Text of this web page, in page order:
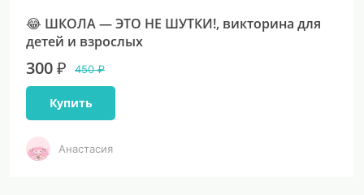
😂 ШКОЛА — ЭТО НЕ ШУТКИ!, викторина для
детей и взрослых
300 ₽ 450 ₽
Купить
Анастасия